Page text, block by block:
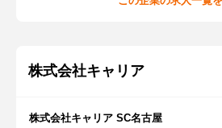
株式会社キャリア
株式会社キャリア SC名古屋